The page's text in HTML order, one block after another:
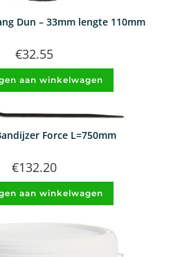
Dun – 33mm lengte 110mm
€32.55
aan winkelwagen
Force L=750mm
€132.20
aan winkelwagen